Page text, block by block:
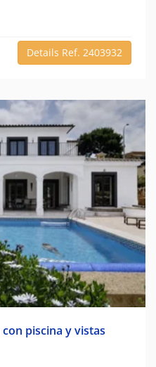
Details Ref. 2403932
piscina y vistas